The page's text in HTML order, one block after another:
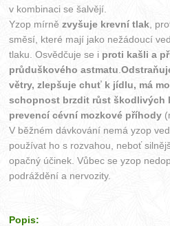
v kombinaci se šalvějí.
Yzop mírnězvyšuje krevní tlak ,
směsí, které mají jako nežádoucí
tlaku. Osvědčuje se i proti kašli a
průduškového astmatu .
větry, zlepšuje chuť k jídlu, má
schopnost brzdit růst škodlivých
prevencí cévní mozkové příhody
V běžném dávkování nemá yzop
používat ho s rozvahou, neboť
opačný účinek. Vůbec se yzop
podráždění a nervozity.
Popis: